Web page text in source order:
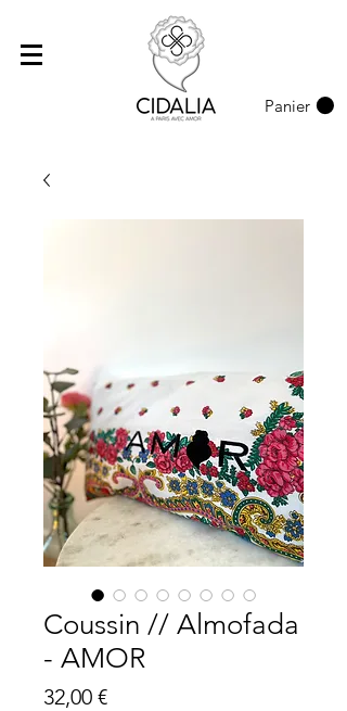
Panier
Coussin // Almofada
- AMOR
32,00 €Prix